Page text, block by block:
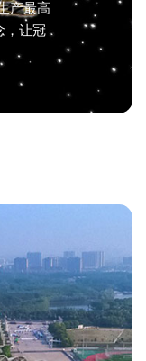
产最高
，让冠